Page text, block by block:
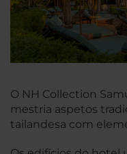
O NH Collection
mestria aspetos
tailandesa com